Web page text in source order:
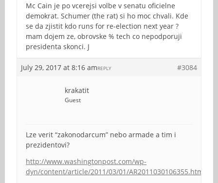
Mc Cain je po vcerejsi volbe v senatu oficielne
demokrat. Schumer (the rat) si ho moc chvali. Kde
se da zjistit kdo runs for re-election next year ?
mam dojem ze, obrovske % tech co nepodporuji
presidenta skonci. J
July 29, 2017 at 8:16 am #3084
REPLY
krakatit
Guest
Lze verit “zakonodarcum” nebo armade a tim i
prezidentovi?
http://www.washingtonpost.com/wp-
dyn/content/article/2011/03/01/AR2011030106355.html